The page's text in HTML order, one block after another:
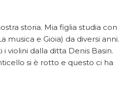
storia. Mia figlia studia con
musica e Gioia) da diversi anni.
violini dalla ditta Denis Basin.
si è rotto e questo ci ha